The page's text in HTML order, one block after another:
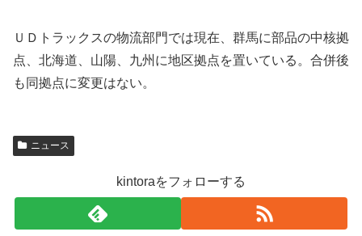
ＵＤトラックスの物流部門では現在、群馬に部品の中核拠
点、北海道、山陽、九州に地区拠点を置いている。合併後
も同拠点に変更はない。
r
g
ニュース
kintoraをフォローする